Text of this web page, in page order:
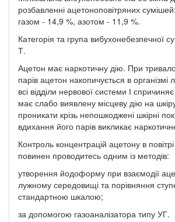
розбавленні ацетоноповітряних
газом - 14,9 %, азотом - 11,9 %.
Категорія та група вибухонебезпечної
Т.
Ацетон має наркотичну дію. При
парів ацетон накопичується в
всі відділи нервової системи І
має слабо виявлену місцеву дію на
проникати крізь непошкоджені шкірні
вдихання його парів викликає
Контроль концентрацій ацетону в
повинен проводитесь одним із методів:
утворення йодоформу при взаємодії
лужному середовищі та порівняння
стандартною шкалою;
за допомогою газоаналізатора типу УГ.